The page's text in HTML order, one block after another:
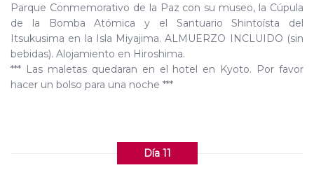
Parque Conmemorativo de la Paz con su museo, la Cúpula
de la Bomba Atómica y el Santuario Shintoísta del
Itsukusima en la Isla Miyajima. ALMUERZO INCLUIDO (sin
bebidas). Alojamiento en Hiroshima.
*** Las maletas quedaran en el hotel en Kyoto. Por favor
hacer un bolso para una noche ***
Día 11